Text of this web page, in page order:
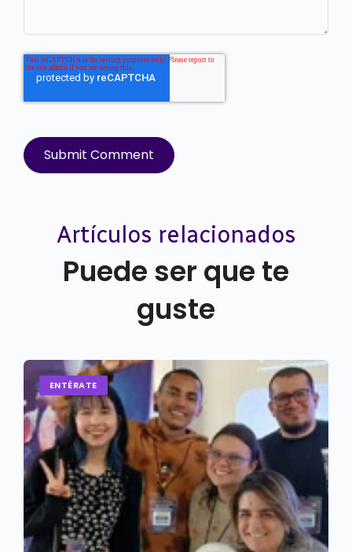
Artículos relacionados
Puede ser que te
guste
ENTÉRATE